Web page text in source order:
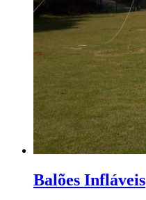
Balões Infláveis